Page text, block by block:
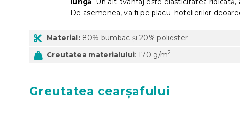
lungă. Un alt avantaj este elasticitatea
De asemenea, va fi pe placul hotelierilor
Material: 80% bumbac și 20% poliester
Greutatea materialului: 170 g/m2
Greutatea cearșafului